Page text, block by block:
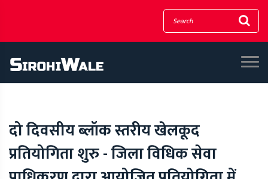
दो दिवसीय ब्लॉक स्तरीय खेलकूद
प्रतियोगिता शुरु - जिला विधिक सेवा